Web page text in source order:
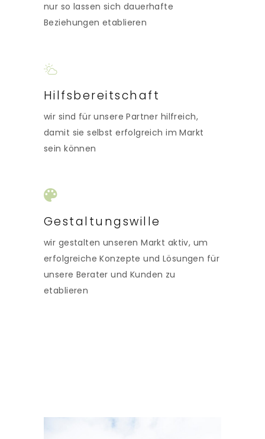
nur so lassen sich dauerhafte
Beziehungen etablieren
Hilfsbereitschaft
wir sind für unsere Partner hilfreich,
damit sie selbst erfolgreich im Markt
sein können
Gestaltungswille
wir gestalten unseren Markt aktiv, um
erfolgreiche Konzepte und Lösungen für
unsere Berater und Kunden zu
etablieren